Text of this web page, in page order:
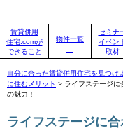
自分に合った賃貸併用住宅を見つけ
に住むメリット > ライフステージに
の魅力！
ライフステージに
賃貸併用
住宅.comが
できること
物件一覧
セミナ
イベン
取材